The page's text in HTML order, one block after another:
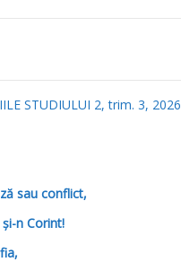
STUDIULUI 2, trim. 3, 2026
sau conflict,
n Corint!